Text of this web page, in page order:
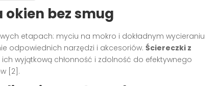
bez smug
etapach: myciu na mokro i dokładnym wycieraniu
odpowiednich narzędzi i akcesoriów. Ściereczki z
wyjątkową chłonność i zdolność do efektywnego
[2].